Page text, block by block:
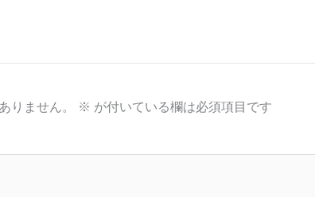
りません。 ※ が付いている欄は必須項目です